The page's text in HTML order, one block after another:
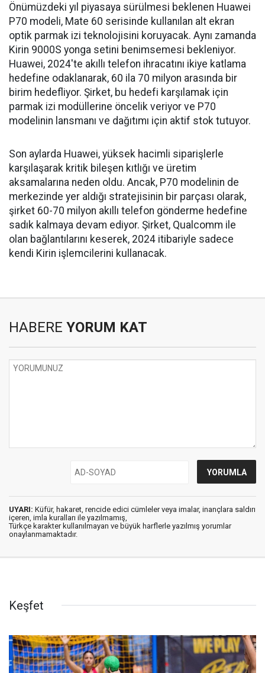
Önümüzdeki yıl piyasaya sürülmesi beklenen Huawei
P70 modeli, Mate 60 serisinde kullanılan alt ekran
optik parmak izi teknolojisini koruyacak. Aynı zamanda
Kirin 9000S yonga setini benimsemesi bekleniyor.
Huawei, 2024'te akıllı telefon ihracatını ikiye katlama
hedefine odaklanarak, 60 ila 70 milyon arasında bir
birim hedefliyor. Şirket, bu hedefi karşılamak için
parmak izi modüllerine öncelik veriyor ve P70
modelinin lansmanı ve dağıtımı için aktif stok tutuyor.
Son aylarda Huawei, yüksek hacimli siparişlerle
karşılaşarak kritik bileşen kıtlığı ve üretim
aksamalarına neden oldu. Ancak, P70 modelinin de
merkezinde yer aldığı stratejisinin bir parçası olarak,
şirket 60-70 milyon akıllı telefon gönderme hedefine
sadık kalmaya devam ediyor. Şirket, Qualcomm ile
olan bağlantılarını keserek, 2024 itibariyle sadece
kendi Kirin işlemcilerini kullanacak.
HABERE YORUM KAT
UYARI: Küfür, hakaret, rencide edici cümleler veya imalar, inançlara saldırı
içeren, imla kuralları ile yazılmamış,
Türkçe karakter kullanılmayan ve büyük harflerle yazılmış yorumlar
onaylanmamaktadır.
Keşfet